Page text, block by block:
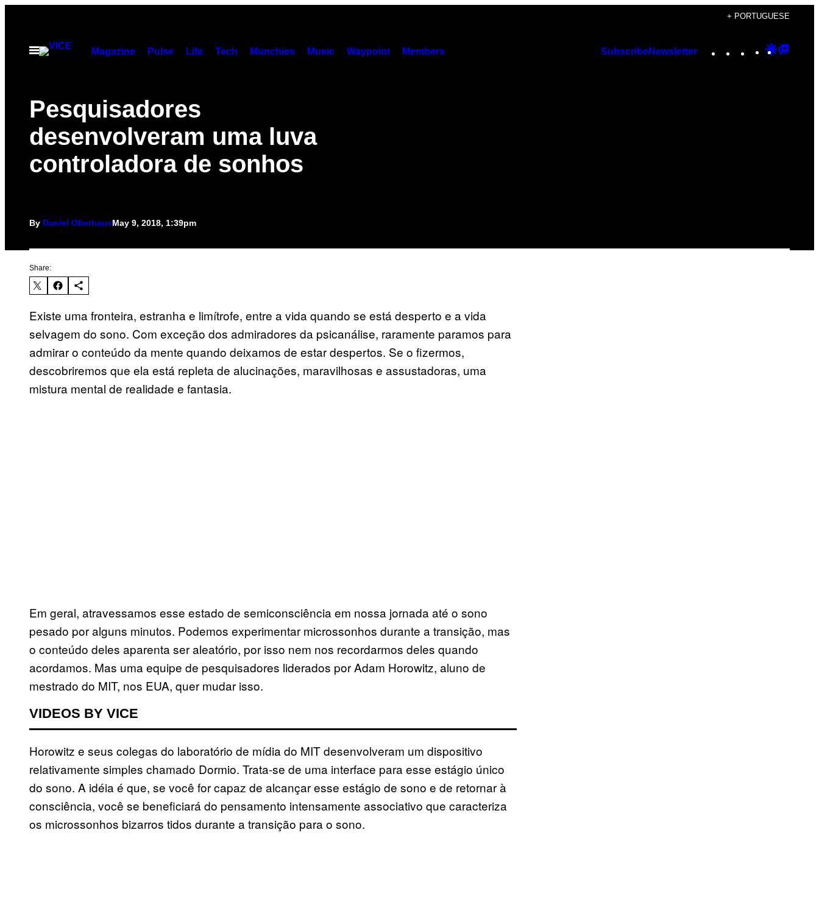
content
+ PORTUGUESE
Open
Magazine Pulse Life Tech Munchies Music Waypoint Members SubscribeNewsletter Instagram
TikTok
YouTube
Google
Pesquisadores
desenvolveram uma luva
controladora de sonhos
By Daniel OberhausMay 9, 2018, 1:39pm
Share:
Existe uma fronteira, estranha e limítrofe, entre a vida quando se está desperto e a vida
selvagem do sono. Com exceção dos admiradores da psicanálise, raramente paramos para
admirar o conteúdo da mente quando deixamos de estar despertos. Se o fizermos,
descobriremos que ela está repleta de alucinações, maravilhosas e assustadoras, uma
mistura mental de realidade e fantasia.
Em geral, atravessamos esse estado de semiconsciência em nossa jornada até o sono
pesado por alguns minutos. Podemos experimentar microssonhos durante a transição, mas
o conteúdo deles aparenta ser aleatório, por isso nem nos recordarmos deles quando
acordamos. Mas uma equipe de pesquisadores liderados por Adam Horowitz, aluno de
mestrado do MIT, nos EUA, quer mudar isso.
VIDEOS BY VICE
Horowitz e seus colegas do laboratório de mídia do MIT desenvolveram um dispositivo
relativamente simples chamado Dormio. Trata-se de uma interface para esse estágio único
do sono. A idéia é que, se você for capaz de alcançar esse estágio de sono e de retornar à
consciência, você se beneficiará do pensamento intensamente associativo que caracteriza
os microssonhos bizarros tidos durante a transição para o sono.